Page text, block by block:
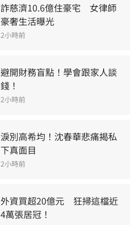
詐慈濟10.6億住豪宅　女律師
豪奢生活曝光
2小時前
避開財務盲點！學會跟家人談
錢！
2小時前
淚別高希均！沈春華悲痛揭私
下真面目
2小時前
外資買超20億元　狂掃這檔近
4萬張居冠！